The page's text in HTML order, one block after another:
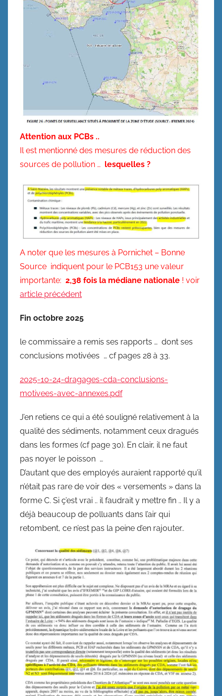
Attention aux PCBs ..
Il est mentionné des mesures de réduction des
sources de pollution … lesquelles ?
A noter que les mesures à Pornichet – Bonne
Source indiquent pour le PCB153 une valeur
importante: 2,38 fois la médiane nationale ! voir
article précédent
Fin octobre 2025
le commissaire a remis ses rapports … dont ses
conclusions motivées … cf pages 28 à 33.
2025-10-24-dragages-cda-conclusions-
motivees-avec-annexes.pdf
J’en retiens ce qui a été souligné relativement à la
qualité des sédiments, notamment ceux dragués
dans les formes (cf page 30). En clair, il ne faut
pas noyer le poisson …
D’autant que des employés auraient rapporté qu’il
n’était pas rare de voir des « versements » dans la
forme C. Si ç’est vrai .. il faudrait y mettre fin .. Il y a
déjà beaucoup de polluants dans l’air qui
retombent, ce n’est pas la peine d’en rajouter..